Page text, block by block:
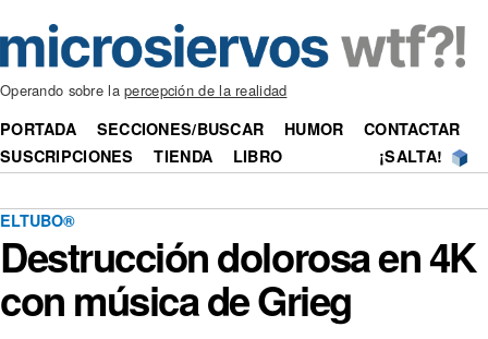
Operando sobre lapercepción de la realidad
PORTADA SECCIONES/BUSCAR HUMOR
CONTACTAR
SUSCRIPCIONES
TIENDA LIBRO ¡SALTA!
ELTUBO®
Destrucción dolorosa en 4K
con música de Grieg